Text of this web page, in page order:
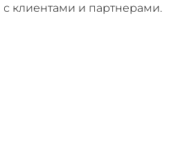
с клиентами и партнерами.